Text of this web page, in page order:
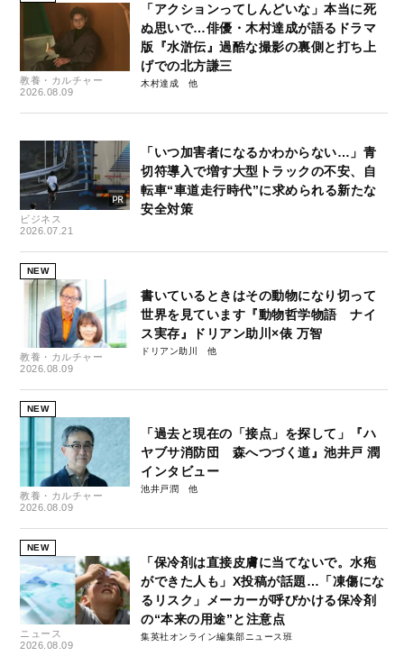
教養・カルチャー
2026.08.09
「アクションってしんどいな」本当に死
ぬ思いで…俳優・木村達成が語るドラマ
版『水滸伝』過酷な撮影の裏側と打ち上
げでの北方謙三
木村達成
ビジネス
2026.07.21
「いつ加害者になるかわからない…」青
切符導入で増す大型トラックの不安、自
転車“車道走行時代”に求められる新たな
安全対策
NEW
教養・カルチャー
2026.08.09
書いているときはその動物になり切って
世界を見ています『動物哲学物語 ナイ
ス実存』ドリアン助川×俵 万智
ドリアン助川
NEW
教養・カルチャー
2026.08.09
「過去と現在の「接点」を探して」『ハ
ヤブサ消防団 森へつづく道』池井戸 潤
インタビュー
池井戸潤
NEW
ニュース
2026.08.09
「保冷剤は直接皮膚に当てないで。水疱
ができた人も」X投稿が話題…「凍傷にな
るリスク」メーカーが呼びかける保冷剤
の“本来の用途”と注意点
集英社オンライン編集部ニュース班